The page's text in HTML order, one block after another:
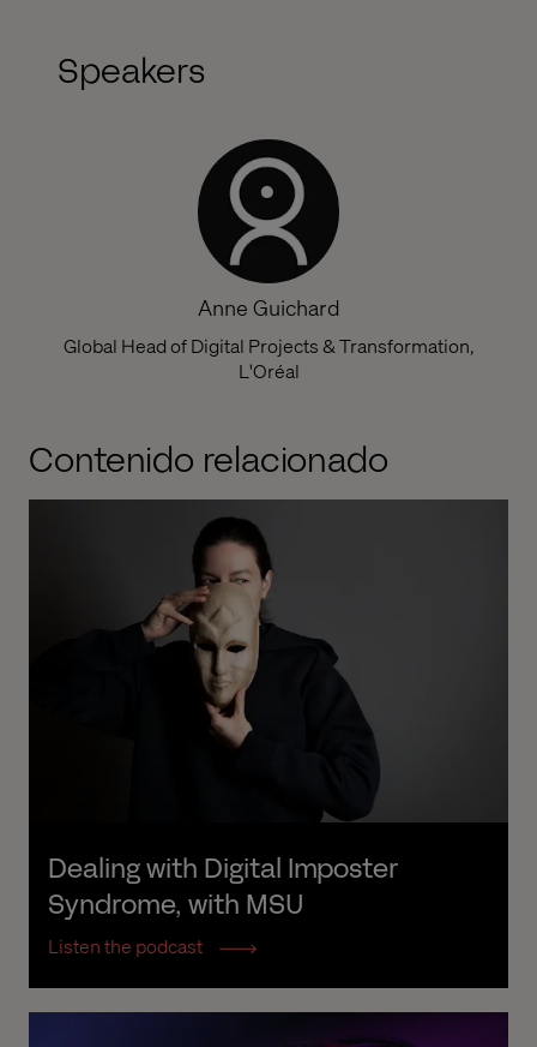
Speakers
Anne Guichard
Global Head of Digital Projects & Transformation,
L'Oréal
Contenido relacionado
Dealing with Digital Imposter
Syndrome, with MSU
Listen the podcast